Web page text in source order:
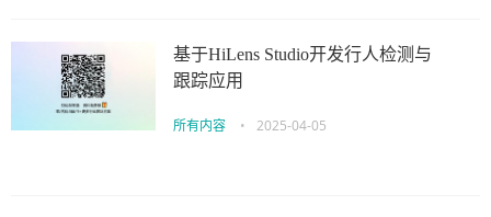
基于HiLens Studio开发行人检测与
跟踪应用
所有内容 • 2025-04-05